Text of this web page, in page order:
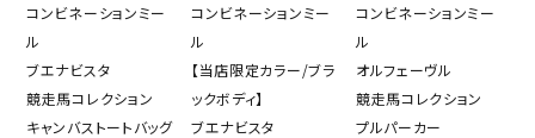
コンビネーションミー
ル
ブエナビスタ
競走馬コレクション
キャンバストートバッグ
コンビネーションミー
ル
【当店限定カラー/ブラ
ックボディ】
ブエナビスタ
コンビネーションミー
ル
オルフェーヴル
競走馬コレクション
プルパーカー